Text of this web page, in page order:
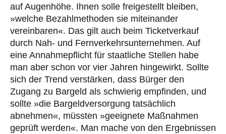
auf Augenhöhe. Ihnen solle freigestellt bleiben,
»welche Bezahlmethoden sie miteinander
vereinbaren«. Das gilt auch beim Ticketverkauf
durch Nah- und Fernverkehrsunternehmen. Auf
eine Annahmepflicht für staatliche Stellen habe
man aber schon vor vier Jahren hingewirkt. Sollte
sich der Trend verstärken, dass Bürger den
Zugang zu Bargeld als schwierig empfinden, und
sollte »die Bargeldversorgung tatsächlich
abnehmen«, müssten »geeignete Maßnahmen
geprüft werden«. Man mache von den Ergebnissen